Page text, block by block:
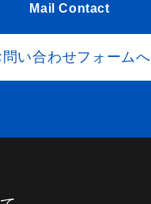
Mail Contact
問い合わせフォームへ